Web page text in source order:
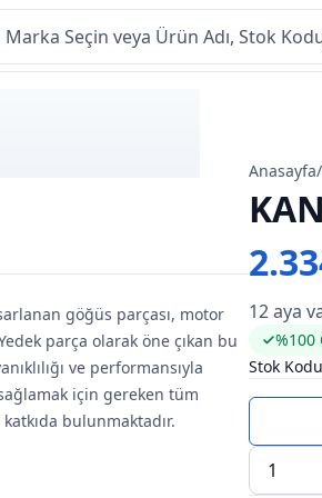
Anasayfa/
12 aya
%100
Stok
göğüs parçası, motor
parça olarak öne çıkan bu
ve performansıyla
için gereken tüm
bulunmaktadır.